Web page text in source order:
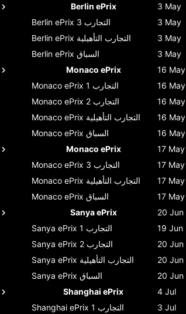
Berlin ePrix
3 May
Berlin ePrix
التجارب 3 3 May
Berlin ePrix التجارب التأهيلية 3 May
Berlin ePrix السباق 3 May
Monaco ePrix
16 May
Monaco ePrix
التجارب 1 16 May
Monaco ePrix
التجارب 2 16 May
Monaco ePrix التجارب التأهيلية 16 May
Monaco ePrix السباق 16 May
Monaco ePrix
17 May
Monaco ePrix
التجارب 3 17 May
Monaco ePrix التجارب التأهيلية 17 May
Monaco ePrix السباق 17 May
Sanya ePrix
20 Jun
Sanya ePrix
التجارب 1 19 Jun
Sanya ePrix
التجارب 2 20 Jun
Sanya ePrix التجارب التأهيلية 20 Jun
Sanya ePrix السباق 20 Jun
Shanghai ePrix
4 Jul
Shanghai ePrix
التجارب 1 3 Jul